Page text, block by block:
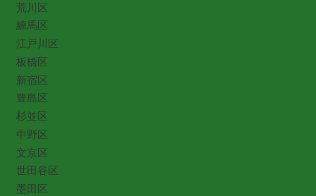
荒川区
練馬区
江戸川区
板橋区
新宿区
豊島区
杉並区
中野区
文京区
世田谷区
墨田区